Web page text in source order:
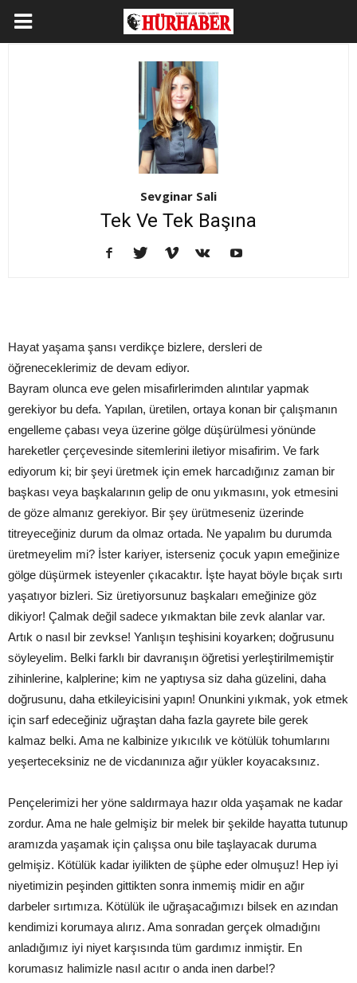
Sevginar Sali
Tek Ve Tek Başına
Hayat yaşama şansı verdikçe bizlere, dersleri de
öğreneceklerimiz de devam ediyor.
Bayram olunca eve gelen misafirlerimden alıntılar yapmak
gerekiyor bu defa. Yapılan, üretilen, ortaya konan bir çalışmanın
engelleme çabası veya üzerine gölge düşürülmesi yönünde
hareketler çerçevesinde sitemlerini iletiyor misafirim. Ve fark
ediyorum ki; bir şeyi üretmek için emek harcadığınız zaman bir
başkası veya başkalarının gelip de onu yıkmasını, yok etmesini
de göze almanız gerekiyor. Bir şey ürütmeseniz üzerinde
titreyeceğiniz durum da olmaz ortada. Ne yapalım bu durumda
üretmeyelim mi? İster kariyer, isterseniz çocuk yapın emeğinize
gölge düşürmek isteyenler çıkacaktır. İşte hayat böyle bıçak sırtı
yaşatıyor bizleri. Siz üretiyorsunuz başkaları emeğinize göz
dikiyor! Çalmak değil sadece yıkmaktan bile zevk alanlar var.
Artık o nasıl bir zevkse! Yanlışın teşhisini koyarken; doğrusunu
söyleyelim. Belki farklı bir davranışın öğretisi yerleştirilmemiştir
zihinlerine, kalplerine; kim ne yaptıysa siz daha güzelini, daha
doğrusunu, daha etkileyicisini yapın! Onunkini yıkmak, yok etmek
için sarf edeceğiniz uğraştan daha fazla gayrete bile gerek
kalmaz belki. Ama ne kalbinize yıkıcılık ve kötülük tohumlarını
yeşerteceksiniz ne de vicdanınıza ağır yükler koyacaksınız.
Pençelerimizi her yöne saldırmaya hazır olda yaşamak ne kadar
zordur. Ama ne hale gelmişiz bir melek bir şekilde hayatta tutunup
aramızda yaşamak için çalışsa onu bile taşlayacak duruma
gelmişiz. Kötülük kadar iyilikten de şüphe eder olmuşuz! Hep iyi
niyetimizin peşinden gittikten sonra inmemiş midir en ağır
darbeler sırtımıza. Kötülük ile uğraşacağımızı bilsek en azından
kendimizi korumaya alırız. Ama sonradan gerçek olmadığını
anladığımız iyi niyet karşısında tüm gardımız inmiştir. En
korumasız halimizle nasıl acıtır o anda inen darbe!?